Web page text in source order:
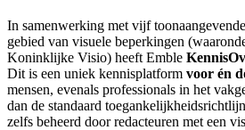
In samenwerking met vijf
gebied van visuele beperkingen
Koninklijke Visio) heeft Emble
Dit is een uniek kennisplatform voor én
mensen, evenals professionals in het
dan de standaard
zelfs beheerd door redacteuren met een